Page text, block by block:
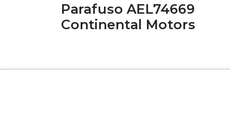
Parafuso AEL74669
Continental Motors